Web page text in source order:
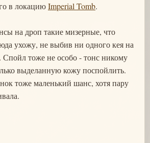
в локациюImperial Tomb.
на дроп такие мизерные, что
ухожу, не выбив ни одного кея на
Спойл тоже не особо - тонс никому
выделанную кожу поспойлить.
тоже маленький шанс, хотя пару